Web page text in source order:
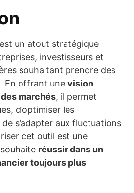
est un atout stratégique
investisseurs et
souhaitant prendre des
En offrant une vision
marchés, il permet
d’optimiser les
s’adapter aux fluctuations
cet outil est une
réussir dans un
toujours plus